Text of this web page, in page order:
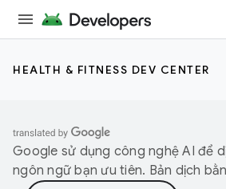
HEALTH & FITNESS DEV CENTER
Google sử dụng công nghệ AI để
ngôn ngữ bạn ưu tiên. Bản dịch